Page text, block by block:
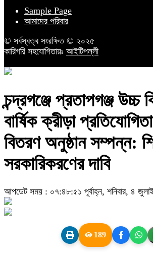
Sample Page
আমাদের পরিবার
© সর্বস্বত্ব সংরক্ষিত © ২০২৫
কারিগরি সহযোগিতায়ঃ আইটিপল্লী
চন্দ্রগঞ্জে প্রতাপগঞ্জ উচ্চ
বার্ষিক ক্রীড়া
বিতরণ অনুষ্ঠান সম্পন্ন:
সরকারিকরণের দাবি
আপডেট সময় : ০৭:৪৮:৫১ পূর্বাহ্ন, শনিবার, ৪
189